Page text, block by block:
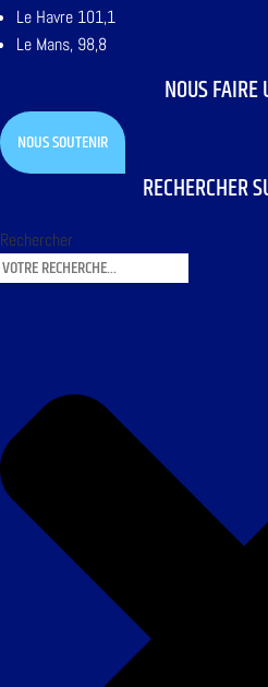
Le Havre 101,1
Le Mans, 98,8
NOUS FAIRE
NOUS SOUTENIR
RECHERCHER
Rechercher